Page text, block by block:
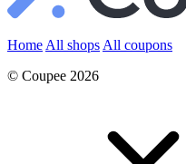
Home All shops All coupons
© Coupee 2026